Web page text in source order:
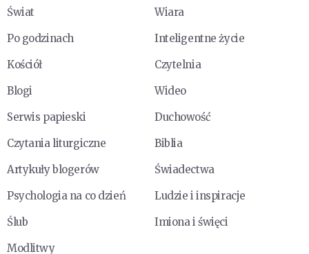
Świat
Wiara
Po godzinach
Inteligentne życie
Kościół
Czytelnia
Blogi
Wideo
Serwis papieski
Duchowość
Czytania liturgiczne
Biblia
Artykuły blogerów
Świadectwa
Psychologia na co dzień
Ludzie i inspiracje
Ślub
Imiona i święci
Modlitwy